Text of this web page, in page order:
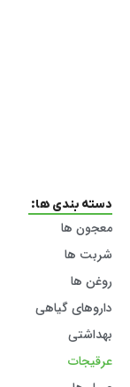
دسته بندی ها:
معجون ها
شربت ها
روغن ها
داروهای گیاهی
بهداشتی
عرقیجات